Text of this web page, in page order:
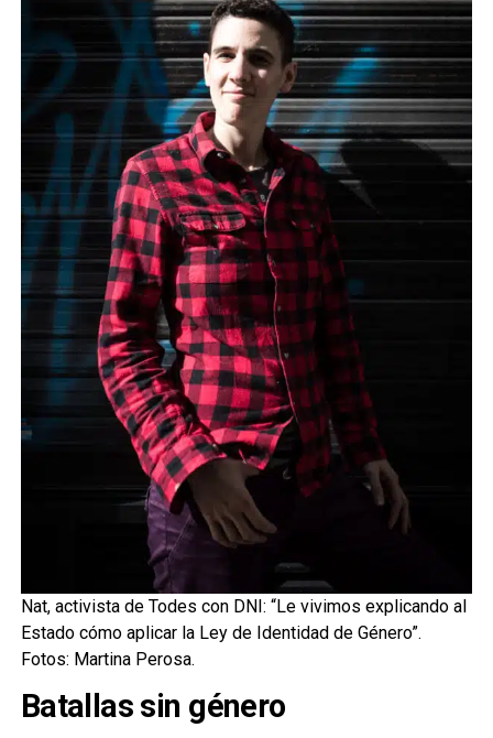
Nat, activista de Todes con DNI: “Le vivimos explicando al
Estado cómo aplicar la Ley de Identidad de Género”.
Fotos: Martina Perosa.
Batallas sin género